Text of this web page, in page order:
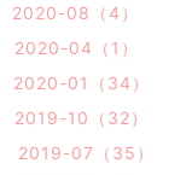
2020-08（4）
2020-04（1）
2020-01（34）
2019-10（32）
2019-07（35）